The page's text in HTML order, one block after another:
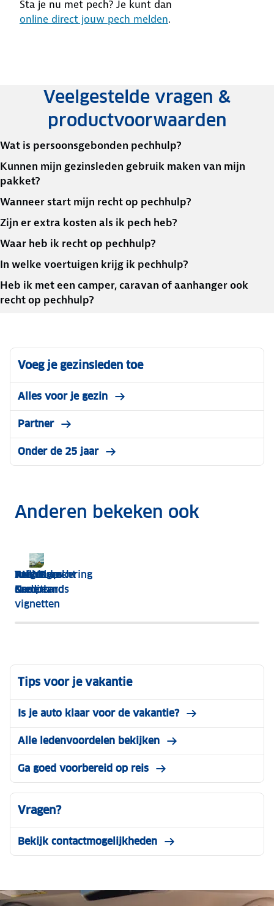
Sta je nu met pech? Je kunt dan
online direct jouw pech melden.
Veelgestelde vragen &
productvoorwaarden
Wat is persoonsgebonden pechhulp?
Kunnen mijn gezinsleden gebruik maken van mijn
pakket?
Wanneer start mijn recht op pechhulp?
Zijn er extra kosten als ik pech heb?
Waar heb ik recht op pechhulp?
In welke voertuigen krijg ik pechhulp?
Heb ik met een camper, caravan of aanhanger ook
recht op pechhulp?
Voeg je gezinsleden toe
Alles voor je gezin
Partner
Onder de 25 jaar
Anderen bekeken ook
Tolbadges
&
vignetten
Wegenwacht
Nederland
ANWB
Creditcards
Reisverzekering
Pechhulp
Camper
Tips voor je vakantie
Is je auto klaar voor de vakantie?
Alle ledenvoordelen bekijken
Ga goed voorbereid op reis
Vragen?
Bekijk contactmogelijkheden